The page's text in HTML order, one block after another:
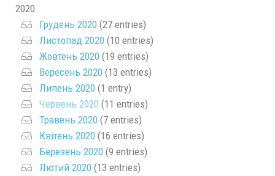
2020
Грудень 2020 (27 entries)
Листопад 2020 (10 entries)
Жовтень 2020 (19 entries)
Вересень 2020 (13 entries)
Липень 2020 (1 entry)
Червень 2020 (11 entries)
Травень 2020 (7 entries)
Квітень 2020 (16 entries)
Березень 2020 (9 entries)
Лютий 2020 (13 entries)